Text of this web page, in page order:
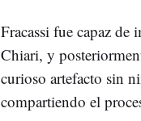
Fracassi fue capaz
Chiari, y
curioso artefacto sin
compartiendo el